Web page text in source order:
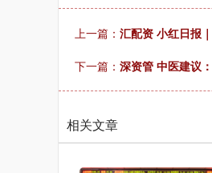
上一篇： 汇配资 小红日报
下一篇： 深资管 中医建议
相关文章